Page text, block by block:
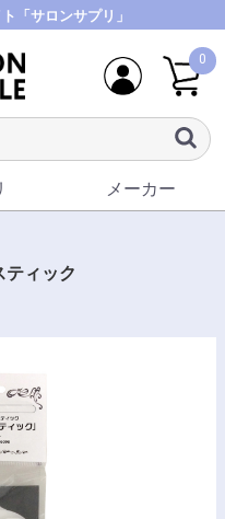
「サロンサプリ」
0
メーカー
ィック